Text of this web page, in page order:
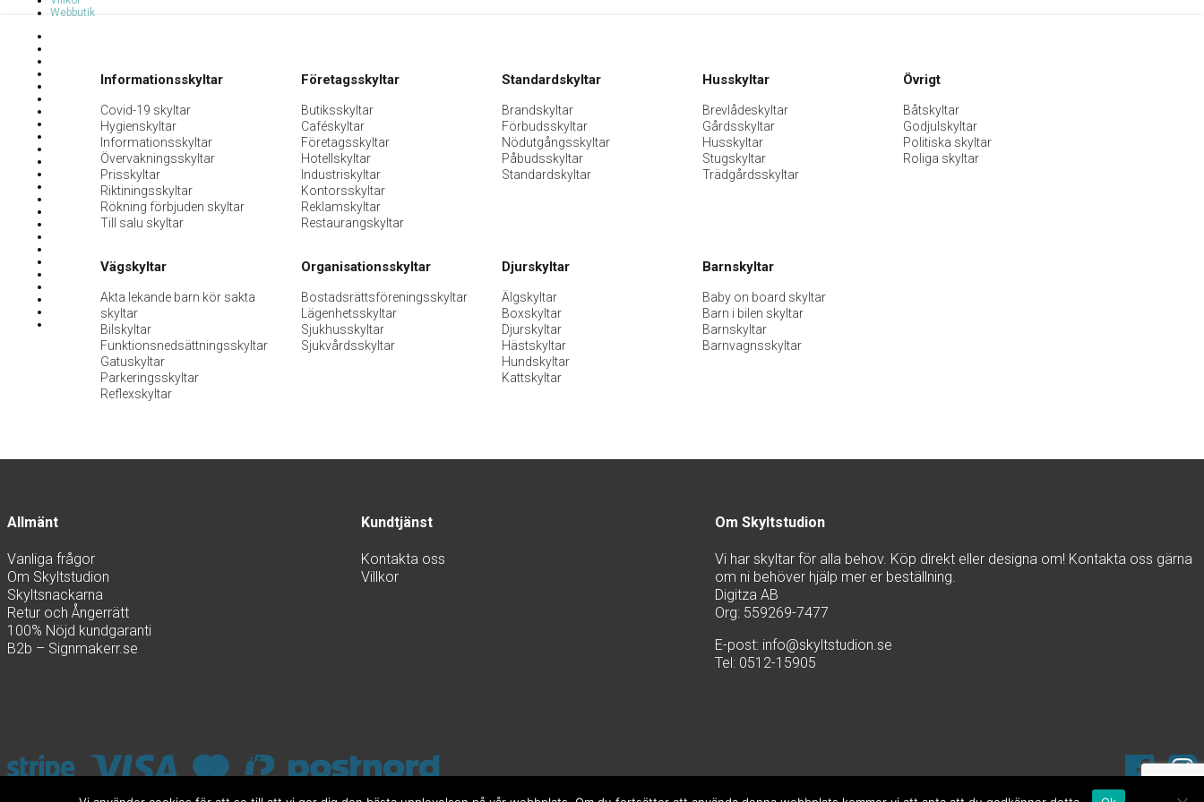
Webbutik
Informationsskyltar
Covid-19 skyltar
Hygienskyltar
Informationsskyltar
Övervakningsskyltar
Prisskyltar
Riktiningsskyltar
Rökning förbjuden skyltar
Till salu skyltar
Företagsskyltar
Butiksskyltar
Caféskyltar
Företagsskyltar
Hotellskyltar
Industriskyltar
Kontorsskyltar
Reklamskyltar
Restaurangskyltar
Standardskyltar
Brandskyltar
Förbudsskyltar
Nödutgångsskyltar
Påbudsskyltar
Standardskyltar
Husskyltar
Brevlådeskyltar
Gårdsskyltar
Husskyltar
Stugskyltar
Trädgårdsskyltar
Övrigt
Båtskyltar
Godjulskyltar
Politiska skyltar
Roliga skyltar
Vägskyltar
Akta lekande barn kör sakta
skyltar
Bilskyltar
Funktionsnedsättningsskyltar
Gatuskyltar
Parkeringsskyltar
Reflexskyltar
Organisationsskyltar
Bostadsrättsföreningsskyltar
Lägenhetsskyltar
Sjukhusskyltar
Sjukvårdsskyltar
Djurskyltar
Älgskyltar
Boxskyltar
Djurskyltar
Hästskyltar
Hundskyltar
Kattskyltar
Barnskyltar
Baby on board skyltar
Barn i bilen skyltar
Barnskyltar
Barnvagnsskyltar
Allmänt
Vanliga frågor
Om Skyltstudion
Skyltsnackarna
Retur och Ångerrätt
100% Nöjd kundgaranti
B2b – Signmakerr.se
Kundtjänst
Kontakta oss
Villkor
Om Skyltstudion
Vi har skyltar för alla behov. Köp direkt eller designa om! Kontakta oss gärna
om ni behöver hjälp mer er beställning.
Digitza AB
Org: 559269-7477
E-post: info@skyltstudion.se
Tel: 0512-15905